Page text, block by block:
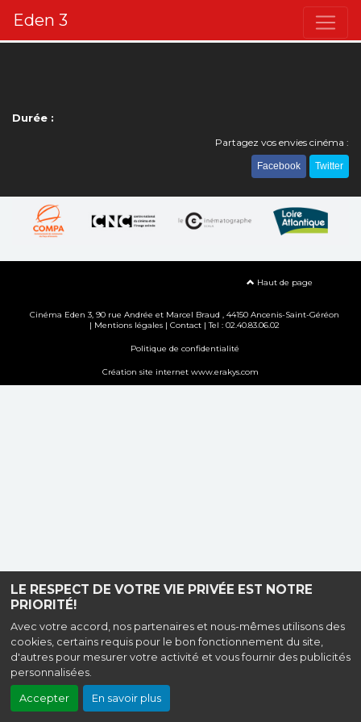
LE RESPECT DE VOTRE VIE PRIVÉE EST NOTRE
PRIORITÉ!
Avec votre accord, nos partenaires et nous-mêmes utilisons des
cookies, certains requis pour le bon fonctionnement du site,
d'autres pour mesurer votre activité et vous fournir des publicités
personnalisées.
Accepter En savoir plus
Eden 3
Durée :
Partagez vos envies cinéma :
Facebook Twitter
Haut de page
Cinéma Eden 3, 90 rue Andrée et Marcel Braud , 44150 Ancenis-Saint-Géréon
| Mentions légales | Contact | Tel : 02.40.83.06.02
Politique de confidentialité
Création site internet www.erakys.com